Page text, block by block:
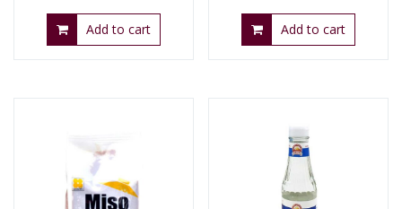
Add to cart Add to cart